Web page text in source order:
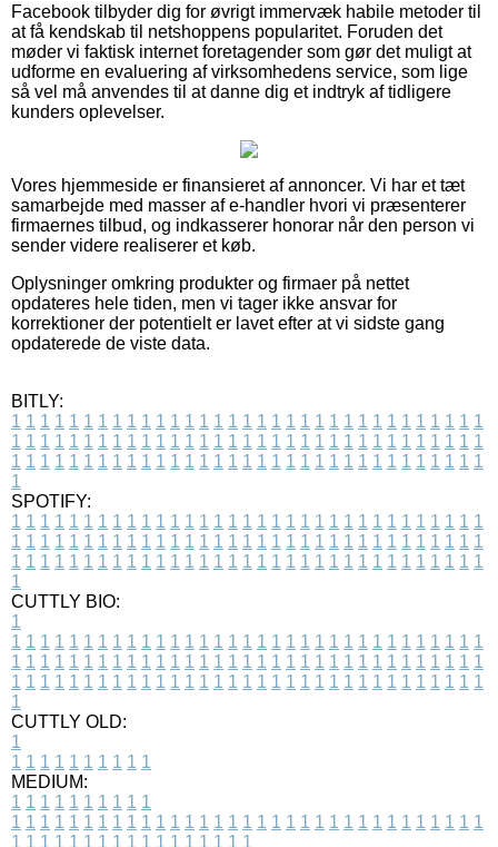
Facebook tilbyder dig for øvrigt immervæk habile metoder til
at få kendskab til netshoppens popularitet. Foruden det
møder vi faktisk internet foretagender som gør det muligt at
udforme en evaluering af virksomhedens service, som lige
så vel må anvendes til at danne dig et indtryk af tidligere
kunders oplevelser.
Vores hjemmeside er finansieret af annoncer. Vi har et tæt
samarbejde med masser af e-handler hvori vi præsenterer
firmaernes tilbud, og indkasserer honorar når den person vi
sender videre realiserer et køb.
Oplysninger omkring produkter og firmaer på nettet
opdateres hele tiden, men vi tager ikke ansvar for
korrektioner der potentielt er lavet efter at vi sidste gang
opdaterede de viste data.
BITLY:
1 1 1 1 1 1 1 1 1 1 1 1 1 1 1 1 1 1 1 1 1 1 1 1 1 1 1 1 1 1 1 1 1
1 1 1 1 1 1 1 1 1 1 1 1 1 1 1 1 1 1 1 1 1 1 1 1 1 1 1 1 1 1 1 1 1
1 1 1 1 1 1 1 1 1 1 1 1 1 1 1 1 1 1 1 1 1 1 1 1 1 1 1 1 1 1 1 1 1
1
SPOTIFY:
1 1 1 1 1 1 1 1 1 1 1 1 1 1 1 1 1 1 1 1 1 1 1 1 1 1 1 1 1 1 1 1 1
1 1 1 1 1 1 1 1 1 1 1 1 1 1 1 1 1 1 1 1 1 1 1 1 1 1 1 1 1 1 1 1 1
1 1 1 1 1 1 1 1 1 1 1 1 1 1 1 1 1 1 1 1 1 1 1 1 1 1 1 1 1 1 1 1 1
1
CUTTLY BIO:
1
1 1 1 1 1 1 1 1 1 1 1 1 1 1 1 1 1 1 1 1 1 1 1 1 1 1 1 1 1 1 1 1 1
1 1 1 1 1 1 1 1 1 1 1 1 1 1 1 1 1 1 1 1 1 1 1 1 1 1 1 1 1 1 1 1 1
1 1 1 1 1 1 1 1 1 1 1 1 1 1 1 1 1 1 1 1 1 1 1 1 1 1 1 1 1 1 1 1 1
1
CUTTLY OLD:
1
1 1 1 1 1 1 1 1 1 1
MEDIUM:
1 1 1 1 1 1 1 1 1 1
1 1 1 1 1 1 1 1 1 1 1 1 1 1 1 1 1 1 1 1 1 1 1 1 1 1 1 1 1 1 1 1 1
1 1 1 1 1 1 1 1 1 1 1 1 1 1 1 1 1